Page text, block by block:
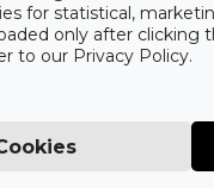
fakadóan könnyen
for statistical,
only after
to our Privacy Policy.